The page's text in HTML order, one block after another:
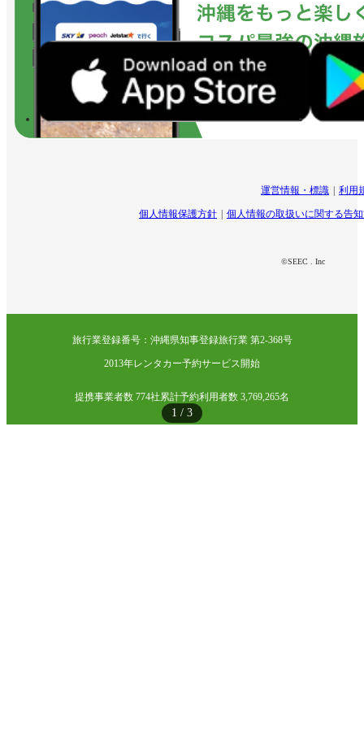
1 / 3
運営情報・標識 利用
個人情報保護方針 個人情報の取扱いに関する告
©SEEC . Inc
旅行業登録番号：沖縄県知事登録旅行業 第2-368号
2013年レンタカー予約サービス開始
提携事業者数 774社累計予約利用者数 3,769,265名